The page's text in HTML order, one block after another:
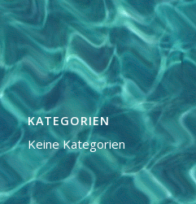
KATEGORIEN
Keine Kategorien